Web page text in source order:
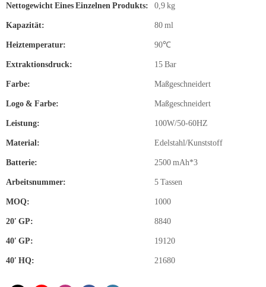
Nettogewicht Eines Einzelnen Produkts: 0,9 kg
Kapazität: 80 ml
Heiztemperatur: 90℃
Extraktionsdruck: 15 Bar
Farbe: Maßgeschneidert
Logo & Farbe: Maßgeschneidert
Leistung: 100W/50-60HZ
Material: Edelstahl/Kunststoff
Batterie: 2500 mAh*3
Arbeitsnummer: 5 Tassen
MOQ: 1000
20′ GP: 8840
40′ GP: 19120
40′ HQ: 21680